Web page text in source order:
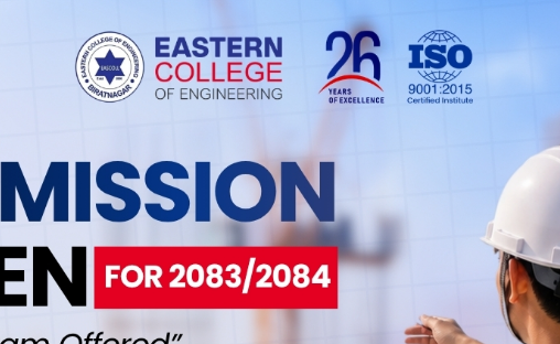
wA_ZtGuj
कस्तो महसुस भयो ?